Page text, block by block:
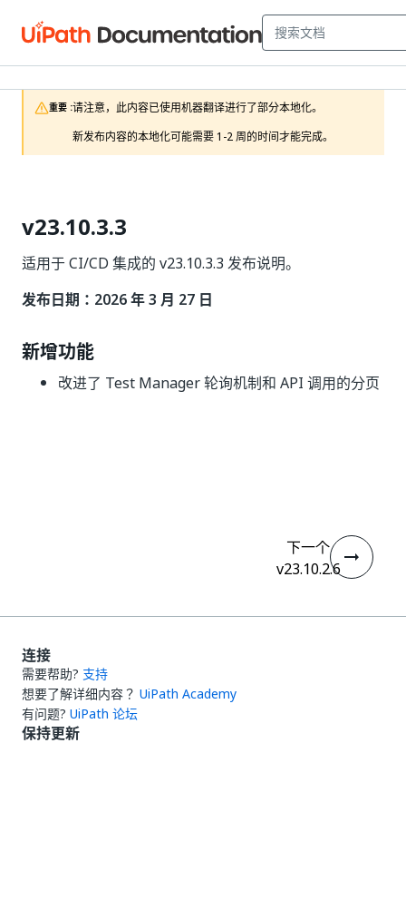
重要 :请注意，此内容已使用机器翻译进行了部分本地化。
新发布内容的本地化可能需要 1-2 周的时间才能完成。
v23.10.3.3
适用于 CI/CD 集成的 v23.10.3.3 发布说明。
发布日期：2026 年 3 月 27 日
新增功能
改进了 Test Manager 轮询机制和 API 调用的分页
下一个
v23.10.2.6
连接
需要帮助? 支持
想要了解详细内容？ UiPath Academy
有问题? UiPath 论坛
保持更新